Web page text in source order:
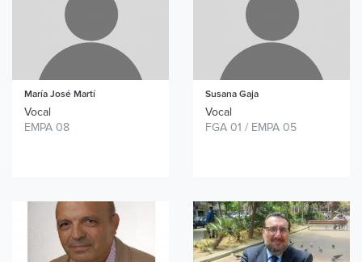
María José Martí
Vocal
EMPA 08
Susana Gaja
Vocal
FGA 01 / EMPA 05